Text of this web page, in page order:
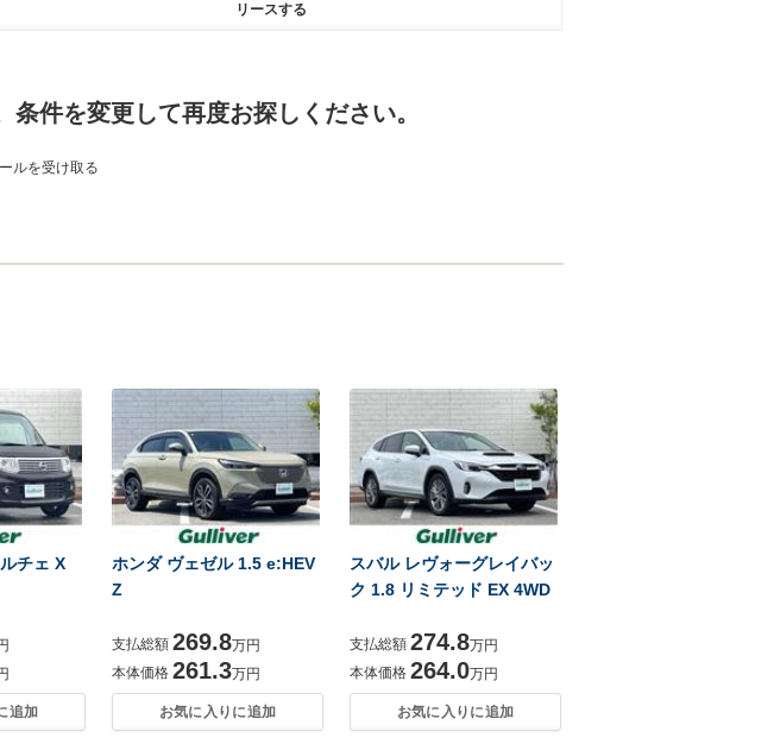
リースする
条件を変更して再度お探しください。
ルを受け取る
チェ X
追加
ホンダ ヴェゼル 1.5 e:HEV
Z
支払総額 269.8万円
本体価格 261.3万円
お気に入りに追加
スバル レヴォーグレイバッ
ク 1.8 リミテッド EX 4WD
支払総額 274.8万円
本体価格 264.0万円
お気に入りに追加